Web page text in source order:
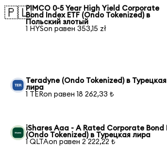
🇵🇱PIMCO 0-5 Year High Yield Corporate
Bond Index ETF (Ondo Tokenized) в
Польский злотый
1 HYSon равен 353,15 zł
Teradyne (Ondo Tokenized) в Турецкая
лира
1 TERon равен 18 262,33 ₺
iShares Aaa - A Rated Corporate Bond
(Ondo Tokenized) в Турецкая лира
1 QLTAon равен 2 222,22 ₺